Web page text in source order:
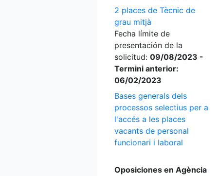
2 places de Tècnic de
grau mitjà
Fecha límite de
presentación de la
solicitud: 09/08/2023 -
Termini anterior:
06/02/2023
Bases generals dels
processos selectius per a
l'accés a les places
vacants de personal
funcionari i laboral
Oposiciones en Agència